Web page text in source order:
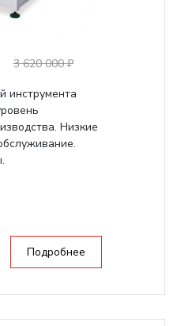
3 620 000 ₽
инструмента
Низкие
Подробнее